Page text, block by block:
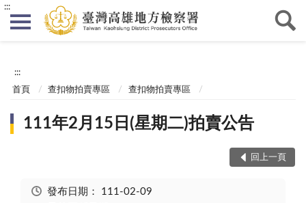
:::
:::
首頁 查扣物拍賣專區 查扣物拍賣專區
111年2月15日(星期二)拍賣公告
回上一頁
發布日期： 111-02-09